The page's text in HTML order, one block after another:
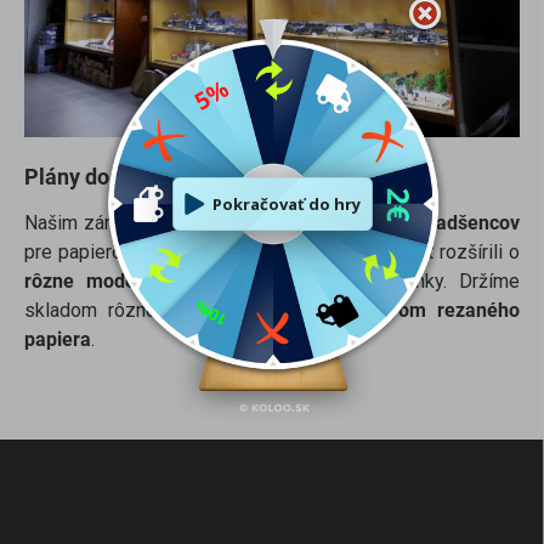
Plány do budúcna
Našim zámerom je vybudovať silnú komunitu nadšencov
pre papierové modely. Preto sme náš sortiment rozšírili o
rôzne modelárske náradie
, chémiu a doplnky. Držíme
skladom rôznedoplnky z leptov a laserom rezaného
papiera.